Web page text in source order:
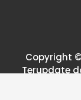
Copyright
Terupdate